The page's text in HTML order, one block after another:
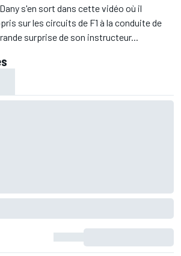
s'en sort dans cette vidéo où il
sur les circuits de F1 à la conduite de
surprise de son instructeur...